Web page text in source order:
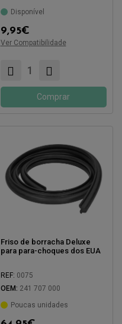
Disponível
9,95€
Ver Compatibilidade
Comprar
Friso de borracha Deluxe
para para-choques dos EUA
REF: 0075
OEM: 241 707 000
Poucas unidades